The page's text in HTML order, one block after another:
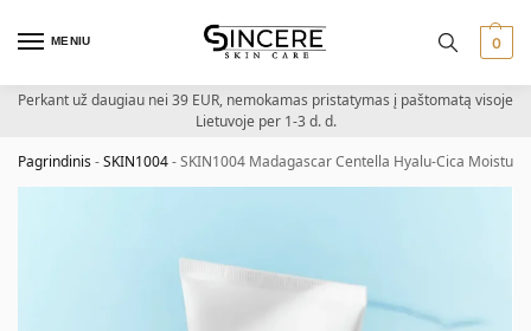
MENIU 0
Perkant už daugiau nei 39 EUR, nemokamas pristatymas į paštomatą visoje
Lietuvoje per 1-3 d. d.
Pagrindinis-SKIN1004-SKIN1004 Madagascar Centella Hyalu-Cica